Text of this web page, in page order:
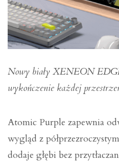
Nowy biały XENEON
wykończenie każdej
Atomic Purple zapewnia
wygląd z
dodaje głębi bez